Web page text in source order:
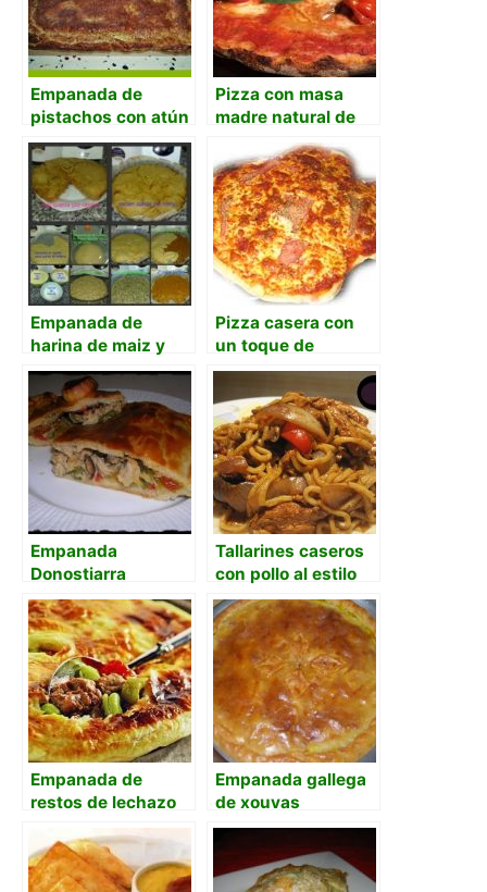
Empanada de
pistachos con atún
Pizza con masa
madre natural de
Empanada de
harina de maiz y
berberechos
Pizza casera con
un toque de
Bruschetta de Oil &
Vinegar
Empanada
Donostiarra
Tallarines caseros
con pollo al estilo
chino
Empanada de
restos de lechazo
Empanada gallega
de xouvas